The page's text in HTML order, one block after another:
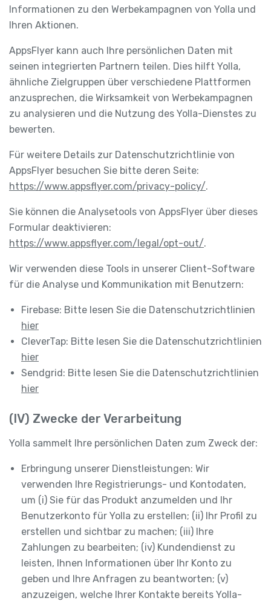
Informationen zu den Werbekampagnen von Yolla und
Ihren Aktionen.
AppsFlyer kann auch Ihre persönlichen Daten mit
seinen integrierten Partnern teilen. Dies hilft Yolla,
ähnliche Zielgruppen über verschiedene Plattformen
anzusprechen, die Wirksamkeit von Werbekampagnen
zu analysieren und die Nutzung des Yolla-Dienstes zu
bewerten.
Für weitere Details zur Datenschutzrichtlinie von
AppsFlyer besuchen Sie bitte deren Seite:
https://www.appsflyer.com/privacy-policy/.
Sie können die Analysetools von AppsFlyer über dieses
Formular deaktivieren:
https://www.appsflyer.com/legal/opt-out/.
Wir verwenden diese Tools in unserer Client-Software
für die Analyse und Kommunikation mit Benutzern:
Firebase: Bitte lesen Sie die Datenschutzrichtlinien
hier
CleverTap: Bitte lesen Sie die Datenschutzrichtlinien
hier
Sendgrid: Bitte lesen Sie die Datenschutzrichtlinien
hier
(IV) Zwecke der Verarbeitung
Yolla sammelt Ihre persönlichen Daten zum Zweck der:
Erbringung unserer Dienstleistungen: Wir
verwenden Ihre Registrierungs- und Kontodaten,
um (i) Sie für das Produkt anzumelden und Ihr
Benutzerkonto für Yolla zu erstellen; (ii) Ihr Profil zu
erstellen und sichtbar zu machen; (iii) Ihre
Zahlungen zu bearbeiten; (iv) Kundendienst zu
leisten, Ihnen Informationen über Ihr Konto zu
geben und Ihre Anfragen zu beantworten; (v)
anzuzeigen, welche Ihrer Kontakte bereits Yolla-